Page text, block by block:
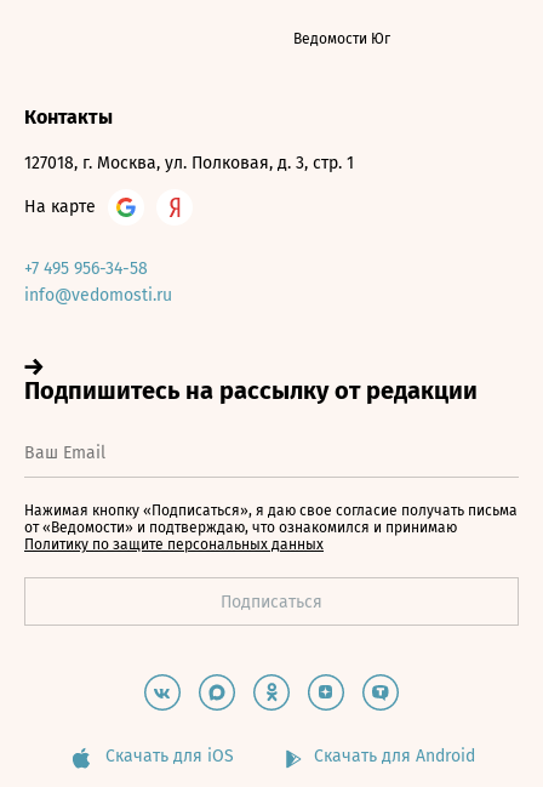
Ведомости Юг
Контакты
127018, г. Москва, ул. Полковая, д. 3, стр. 1
На карте
+7 495 956-34-58
info@vedomosti.ru
Нажимая кнопку «Подписаться», я даю свое согласие получать письма
от «Ведомости» и подтверждаю, что ознакомился и принимаю
Политику по защите персональных данных
Скачать для iOS Скачать для Android